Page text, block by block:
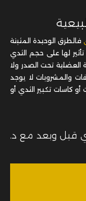
فالطرق الوحيدة المثبتة
لها على حجم الثدي
العضلية تحت الصدر ولا
والمشروبات لا يوجد
أو كاسات تكبير الثدي أو
قبل وبعد مع د.